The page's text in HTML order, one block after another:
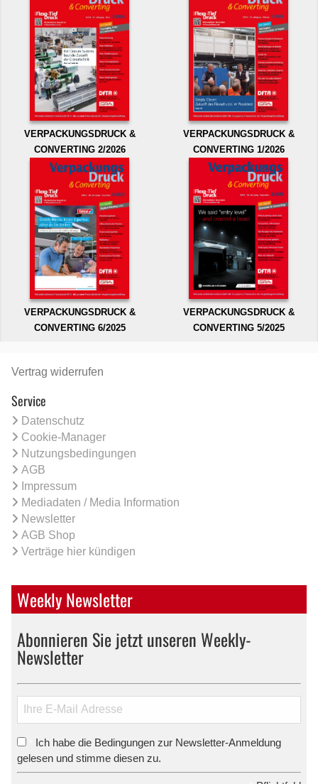
VERPACKUNGSDRUCK &
CONVERTING 2/2026
VERPACKUNGSDRUCK &
CONVERTING 1/2026
VERPACKUNGSDRUCK &
CONVERTING 6/2025
VERPACKUNGSDRUCK &
CONVERTING 5/2025
Vertrag widerrufen
Service
Datenschutz
Cookie-Manager
Nutzungsbedingungen
AGB
Impressum
Mediadaten / Media Information
Newsletter
AGB Shop
Verträge hier kündigen
Weekly Newsletter
Abonnieren Sie jetzt unseren Weekly-
Newsletter
Ich habe die Bedingungen zur Newsletter-Anmeldung
gelesen und stimme diesen zu.